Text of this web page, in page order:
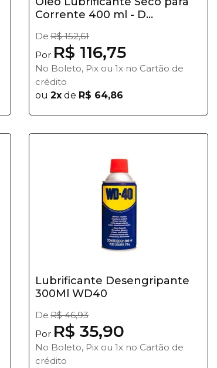
Corrente 400 ml - D...
De R$ 152,61
Por R$ 116,75
No Boleto, Pix ou 1x no Cartão de
crédito
ou 2x de R$ 64,86
Lubrificante Desengripante
300Ml WD40
De R$ 46,93
Por R$ 35,90
No Boleto, Pix ou 1x no Cartão de
crédito